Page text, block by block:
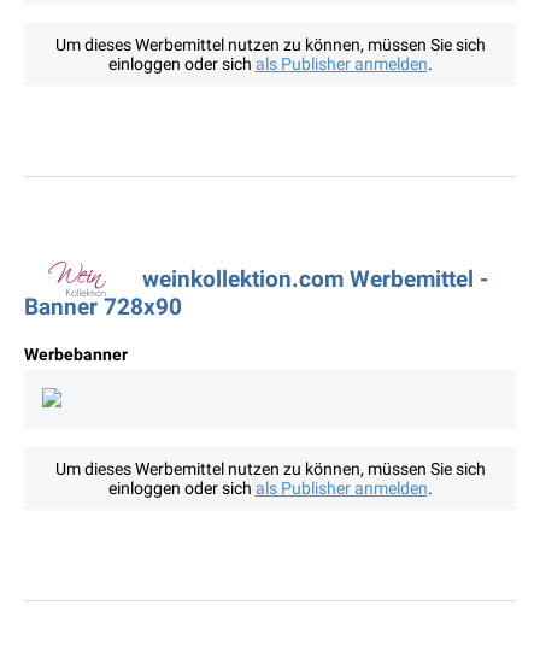
Um dieses Werbemittel nutzen zu können, müssen Sie sich
einloggen oder sich als Publisher anmelden.
weinkollektion.com Werbemittel -
Banner 728x90
Werbebanner
Um dieses Werbemittel nutzen zu können, müssen Sie sich
einloggen oder sich als Publisher anmelden.